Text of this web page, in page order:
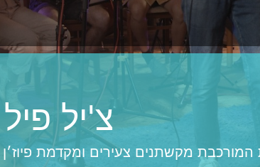
צ'יל
מקשתנים צעירים ומקדמת פיוז׳ן